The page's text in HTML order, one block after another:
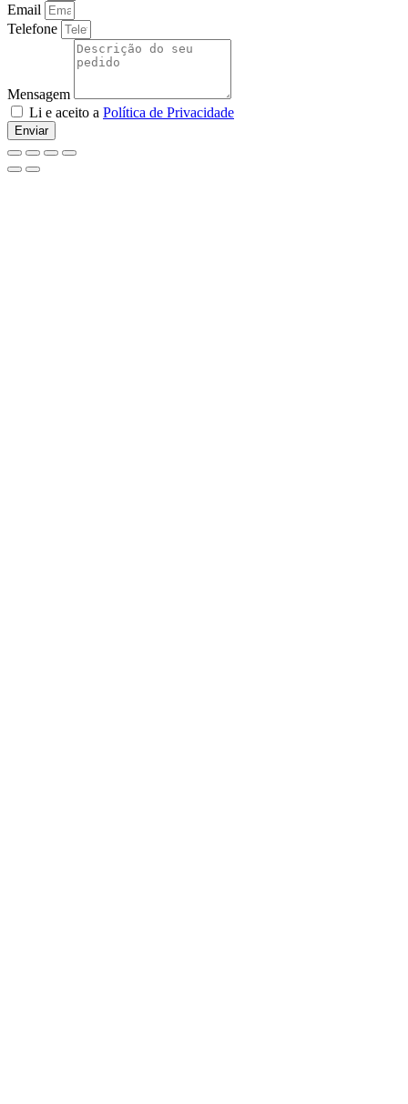
Email
Telefone
Mensagem
Li e aceito a Política de Privacidade
Enviar